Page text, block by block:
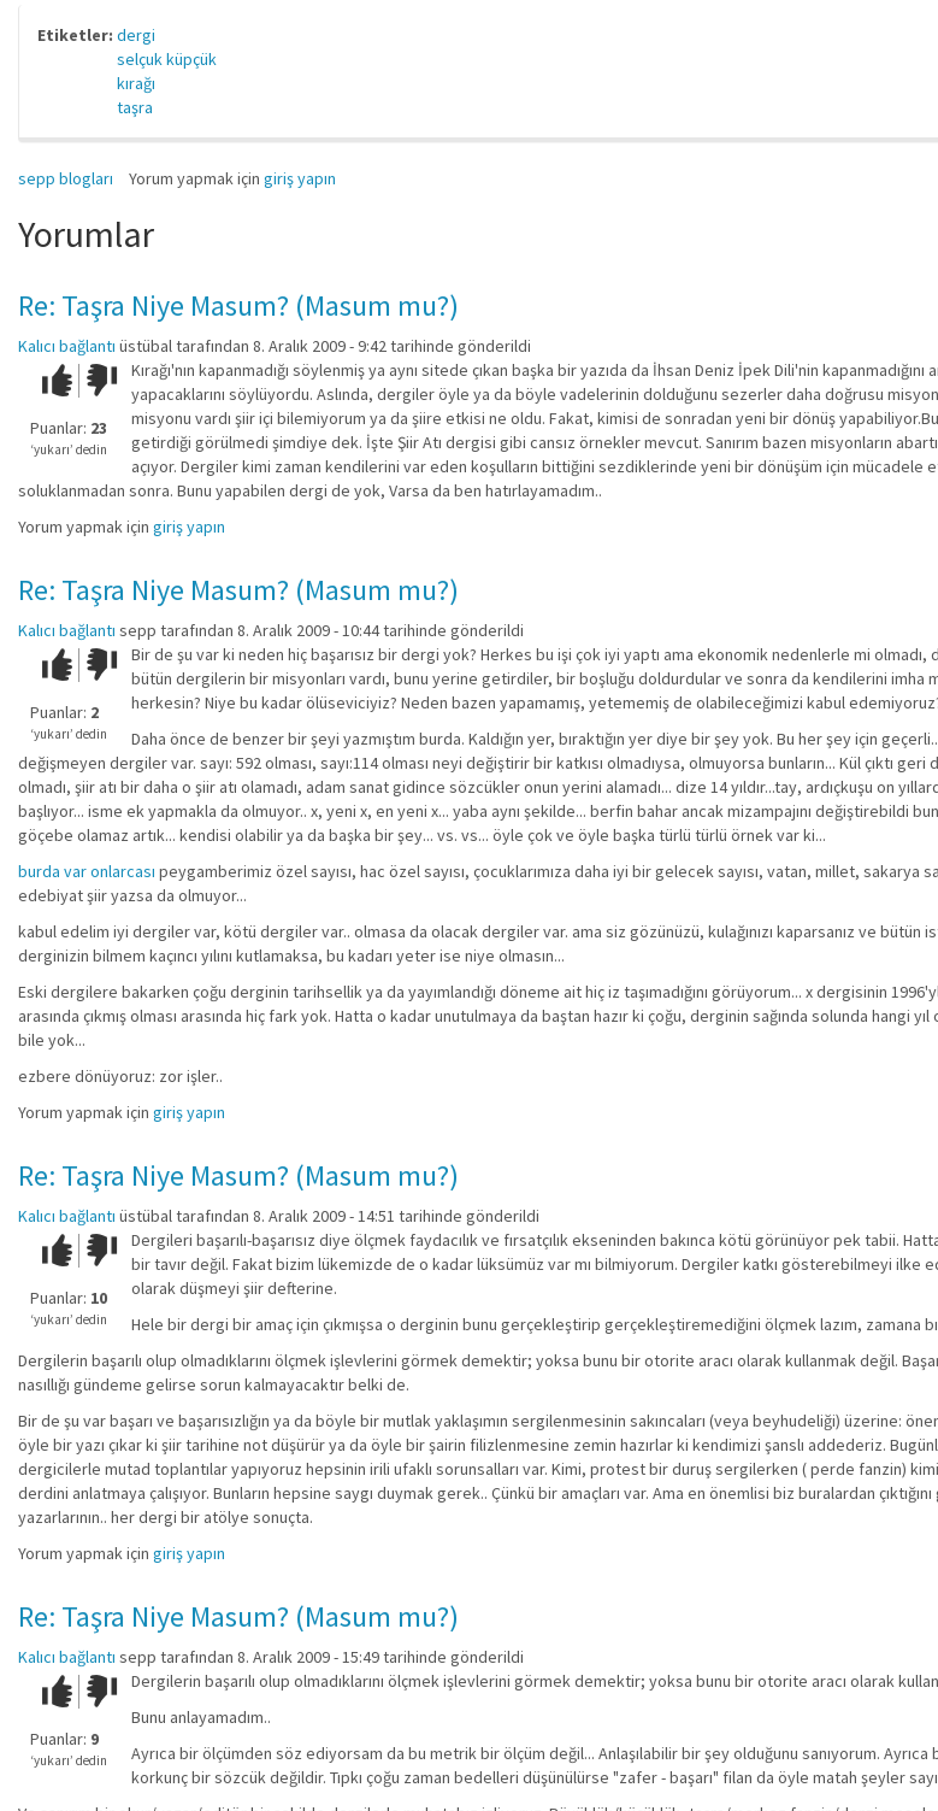
Etiketler: dergi
selçuk küpçük
kırağı
taşra
sepp blogları Yorum yapmak için giriş yapın
Yorumlar
Re: Taşra Niye Masum? (Masum mu?)
Kalıcı bağlantı üstübaltarafından 8. Aralık 2009 - 9:42 tarihinde gönderildi
Çok iyi!O
kadar
iyi
değil!
Puanlar: 23
‘yukarı’ dedin
Kırağı'nın kapanmadığı söylenmiş ya aynı sitede çıkan başka bir yazıda da İhsan Deniz İpek Dili'nin
yapacaklarını söylüyordu. Aslında, dergiler öyle ya da böyle vadelerinin dolduğunu sezerler daha doğrusu
misyonu vardı şiir içi bilemiyorum ya da şiire etkisi ne oldu. Fakat, kimisi de sonradan yeni bir dönüş
getirdiği görülmedi şimdiye dek. İşte Şiir Atı dergisi gibi cansız örnekler mevcut. Sanırım bazen misyonların
açıyor. Dergiler kimi zaman kendilerini var eden koşulların bittiğini sezdiklerinde yeni bir dönüşüm için mücadele
soluklanmadan sonra. Bunu yapabilen dergi de yok, Varsa da ben hatırlayamadım..
Yorum yapmak için giriş yapın
Re: Taşra Niye Masum? (Masum mu?)
Kalıcı bağlantı sepp tarafından 8. Aralık 2009 - 10:44 tarihinde gönderildi
Çok iyi!O
kadar
iyi
değil!
Puanlar: 2
‘yukarı’ dedin
Bir de şu var ki neden hiç başarısız bir dergi yok? Herkes bu işi çok iyi yaptı ama ekonomik nedenlerle mi olmadı,
bütün dergilerin bir misyonları vardı, bunu yerine getirdiler, bir boşluğu doldurdular ve sonra da kendilerini imha
herkesin? Niye bu kadar ölüseviciyiz? Neden bazen yapamamış, yetememiş de olabileceğimizi kabul
Daha önce de benzer bir şeyi yazmıştım burda. Kaldığın yer, bıraktığın yer diye bir şey yok. Bu her şey için
değişmeyen dergiler var. sayı: 592 olması, sayı:114 olması neyi değiştirir bir katkısı olmadıysa, olmuyorsa bunların... Kül çıktı
olmadı, şiir atı bir daha o şiir atı olamadı, adam sanat gidince sözcükler onun yerini alamadı... dize 14 yıldır...tay, ardıçkuşu on
başlıyor... isme ek yapmakla da olmuyor.. x, yeni x, en yeni x... yaba aynı şekilde... berfin bahar ancak mizampajını değiştirebildi
göçebe olamaz artık... kendisi olabilir ya da başka bir şey... vs. vs... öyle çok ve öyle başka türlü türlü örnek var ki...
burda var onlarcası peygamberimiz özel sayısı, hac özel sayısı, çocuklarımıza daha iyi bir gelecek sayısı, vatan, millet, sakarya
edebiyat şiir yazsa da olmuyor...
kabul edelim iyi dergiler var, kötü dergiler var.. olmasa da olacak dergiler var. ama siz gözünüzü, kulağınızı kaparsanız ve bütün
derginizin bilmem kaçıncı yılını kutlamaksa, bu kadarı yeter ise niye olmasın...
Eski dergilere bakarken çoğu derginin tarihsellik ya da yayımlandığı döneme ait hiç iz taşımadığını görüyorum... x dergisinin
arasında çıkmış olması arasında hiç fark yok. Hatta o kadar unutulmaya da baştan hazır ki çoğu, derginin sağında solunda hangi
bile yok...
ezbere dönüyoruz: zor işler..
Yorum yapmak için giriş yapın
Re: Taşra Niye Masum? (Masum mu?)
Kalıcı bağlantı üstübaltarafından 8. Aralık 2009 - 14:51 tarihinde gönderildi
Çok iyi!O
kadar
iyi
değil!
Puanlar: 10
‘yukarı’ dedin
Dergileri başarılı-başarısız diye ölçmek faydacılık ve fırsatçılık ekseninden bakınca kötü görünüyor pek tabii.
bir tavır değil. Fakat bizim lükemizde de o kadar lüksümüz var mı bilmiyorum. Dergiler katkı gösterebilmeyi ilke
olarak düşmeyi şiir defterine.
Hele bir dergi bir amaç için çıkmışsa o derginin bunu gerçekleştirip gerçekleştiremediğini ölçmek lazım, zamana
Dergilerin başarılı olup olmadıklarını ölçmek işlevlerini görmek demektir; yoksa bunu bir otorite aracı olarak kullanmak değil.
nasıllığı gündeme gelirse sorun kalmayacaktır belki de.
Bir de şu var başarı ve başarısızlığın ya da böyle bir mutlak yaklaşımın sergilenmesinin sakıncaları (veya beyhudeliği) üzerine:
öyle bir yazı çıkar ki şiir tarihine not düşürür ya da öyle bir şairin filizlenmesine zemin hazırlar ki kendimizi şanslı addederiz.
dergicilerle mutad toplantılar yapıyoruz hepsinin irili ufaklı sorunsalları var. Kimi, protest bir duruş sergilerken ( perde fanzin)
derdini anlatmaya çalışıyor. Bunların hepsine saygı duymak gerek.. Çünkü bir amaçları var. Ama en önemlisi biz buralardan
yazarlarının.. her dergi bir atölye sonuçta.
Yorum yapmak için giriş yapın
Re: Taşra Niye Masum? (Masum mu?)
Kalıcı bağlantı sepp tarafından 8. Aralık 2009 - 15:49 tarihinde gönderildi
Çok iyi!O
kadar
iyi
değil!
Puanlar: 9
‘yukarı’ dedin
Dergilerin başarılı olup olmadıklarını ölçmek işlevlerini görmek demektir; yoksa bunu bir otorite aracı olarak
Bunu anlayamadım..
Ayrıca bir ölçümden söz ediyorsam da bu metrik bir ölçüm değil... Anlaşılabilir bir şey olduğunu sanıyorum. Ayrıca
korkunç bir sözcük değildir. Tıpkı çoğu zaman bedelleri düşünülürse "zafer - başarı" filan da öyle matah şeyler